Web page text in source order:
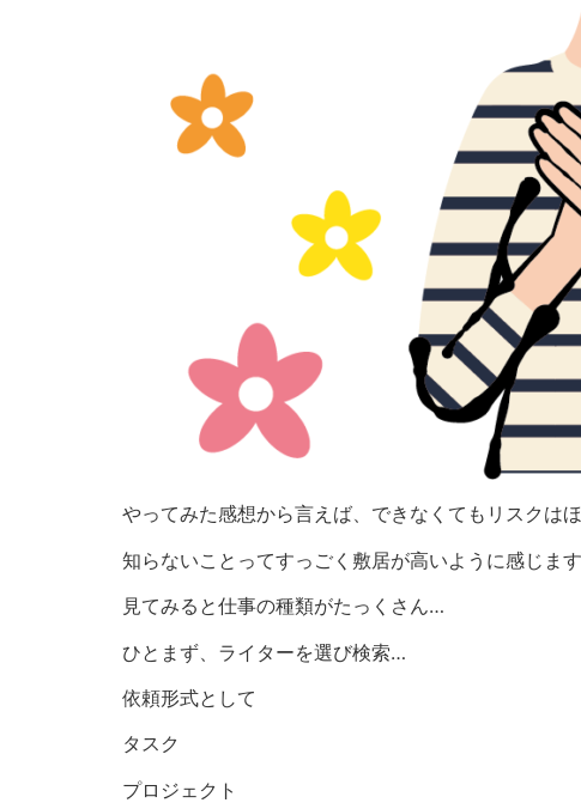
やってみた感想から言えば、できなくてもリスクは
知らないことってすっごく敷居が高いように感じま
見てみると仕事の種類がたっくさん…
ひとまず、ライターを選び検索…
依頼形式として
タスク
プロジェクト